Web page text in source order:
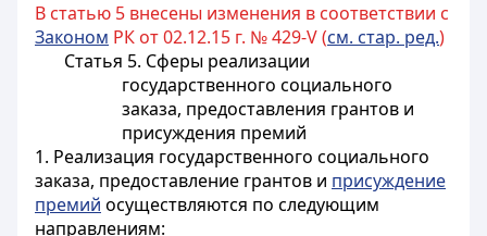
В статью 5 внесены изменения в соответствии с
Законом РК от 02.12.15 г. № 429-V (см. стар. ред.)
Статья 5. Сферы реализации
государственного социального
заказа, предоставления грантов и
присуждения премий
1. Реализация государственного социального
заказа, предоставление грантов и присуждение
премий осуществляются по следующим
направлениям: